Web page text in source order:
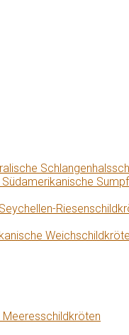
Meeresschildkröten